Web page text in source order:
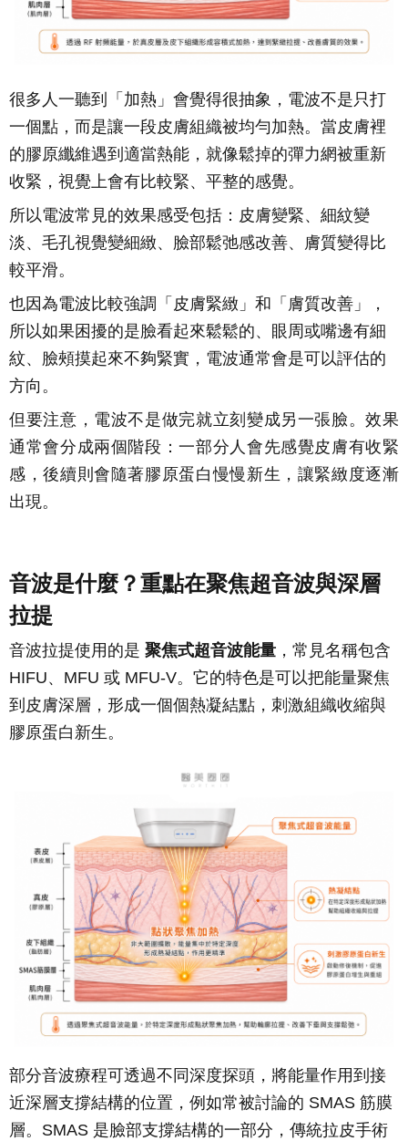
很多人一聽到「加熱」會覺得很抽象，電波不是只打
一個點，而是讓一段皮膚組織被均勻加熱。當皮膚裡
的膠原纖維遇到適當熱能，就像鬆掉的彈力網被重新
收緊，視覺上會有比較緊、平整的感覺。
所以電波常見的效果感受包括：皮膚變緊、細紋變
淡、毛孔視覺變細緻、臉部鬆弛感改善、膚質變得比
較平滑。
也因為電波比較強調「皮膚緊緻」和「膚質改善」，
所以如果困擾的是臉看起來鬆鬆的、眼周或嘴邊有細
紋、臉頰摸起來不夠緊實，電波通常會是可以評估的
方向。
但要注意，電波不是做完就立刻變成另一張臉。效果
通常會分成兩個階段：一部分人會先感覺皮膚有收緊
感，後續則會隨著膠原蛋白慢慢新生，讓緊緻度逐漸
出現。
音波是什麼？重點在聚焦超音波與深層
拉提
音波拉提使用的是 聚焦式超音波能量 ，常見名稱包含
HIFU、MFU 或 MFU-V。它的特色是可以把能量聚焦
到皮膚深層，形成一個個熱凝結點，刺激組織收縮與
膠原蛋白新生。
部分音波療程可透過不同深度探頭，將能量作用到接
近深層支撐結構的位置，例如常被討論的 SMAS 筋膜
層。SMAS 是臉部支撐結構的一部分，傳統拉皮手術